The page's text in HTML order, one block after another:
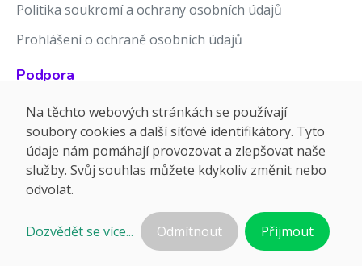
Politika soukromí a ochrany osobních údajů
Prohlášení o ochraně osobních údajů
Podpora
Znalostní báze
Release notes
Na těchto webových stránkách se používají
soubory cookies a další síťové identifikátory. Tyto
údaje nám pomáhají provozovat a zlepšovat naše
služby. Svůj souhlas můžete kdykoliv změnit nebo
odvolat.
Dozvědět se více... Odmítnout Přijmout